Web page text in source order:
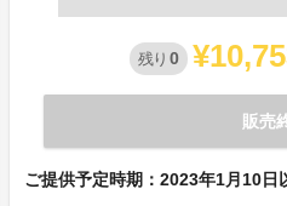
残り 0
販売
ご提供予定時期：2023年1月10日